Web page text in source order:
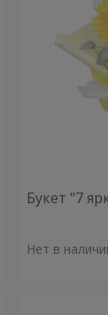
Букет "7
Нет в